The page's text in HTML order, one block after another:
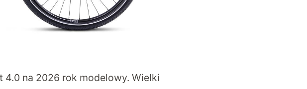
4.0 na 2026 rok modelowy. Wielki